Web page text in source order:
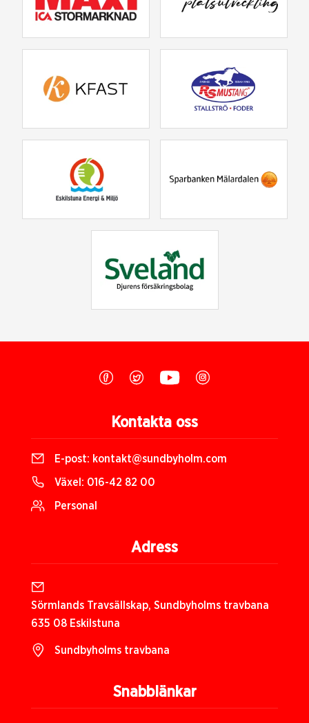
Snabblänkar
Kontakta oss
E-post: kontakt@sundbyholm.com
Växel: 016-42 82 00
Personal
Adress
Sörmlands Travsällskap, Sundbyholms travbana
635 08 Eskilstuna
Sundbyholms travbana